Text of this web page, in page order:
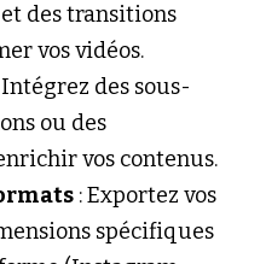
des transitions
vos vidéos.
Intégrez des sous-
ou des
vos contenus.
: Exportez vos
spécifiques